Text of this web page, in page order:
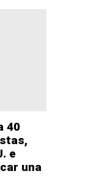
40
e
una